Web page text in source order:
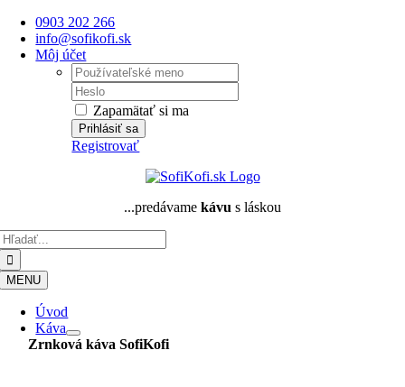
Skip
content
0903 202 266
info@sofikofi.sk
Môj účet
Username:
Password:
Zapamätať si ma
Registrovať
...predávame kávu s láskou
MENU
Úvod
Káva
Zrnková káva SofiKofi